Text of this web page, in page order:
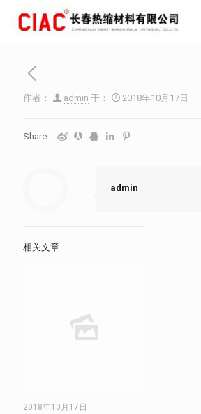
作者： admin 于： 2018年10月17日
Share
admin
相关文章
2018年10月17日